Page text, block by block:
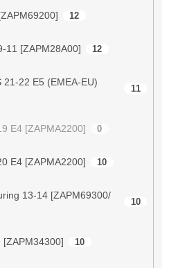
12
11 [ZAPM28A00] 12
21-22 E5 (EMEA-EU)
11
E4 [ZAPMA2200] 0
E4 [ZAPMA2200] 10
13-14 [ZAPM69300/
10
[ZAPM34300] 10